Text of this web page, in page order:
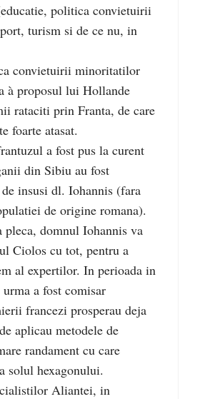
politica convietuirii
turism si de ce nu, in
convietuirii minoritatilor
à proposul lui Hollande
rataciti prin Franta, de care
foarte atasat.
a fost pus la curent
din Sibiu au fost
insusi dl. Iohannis (fara
de origine romana).
pleca, domnul Iohannis va
Ciolos cu tot, pentru a
al expertilor. In perioada in
urma a fost comisar
francezi prosperau deja
aplicau metodele de
randament cu care
solul hexagonului.
Aliantei, in